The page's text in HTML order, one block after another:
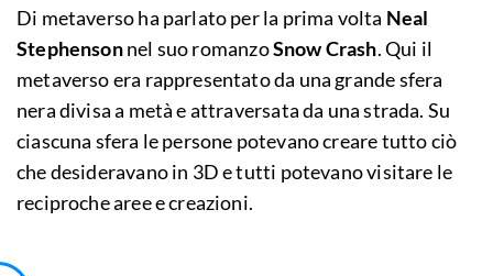
Di metaverso ha parlato per la prima volta Neal
Stephensonnel suo romanzoSnow Crash. Qui il
metaverso era rappresentato da una grande sfera
nera divisa a metà e attraversata da una strada. Su
ciascuna sfera le persone potevano creare tutto ciò
che desideravano in 3D e tutti potevano visitare le
reciproche aree e creazioni.